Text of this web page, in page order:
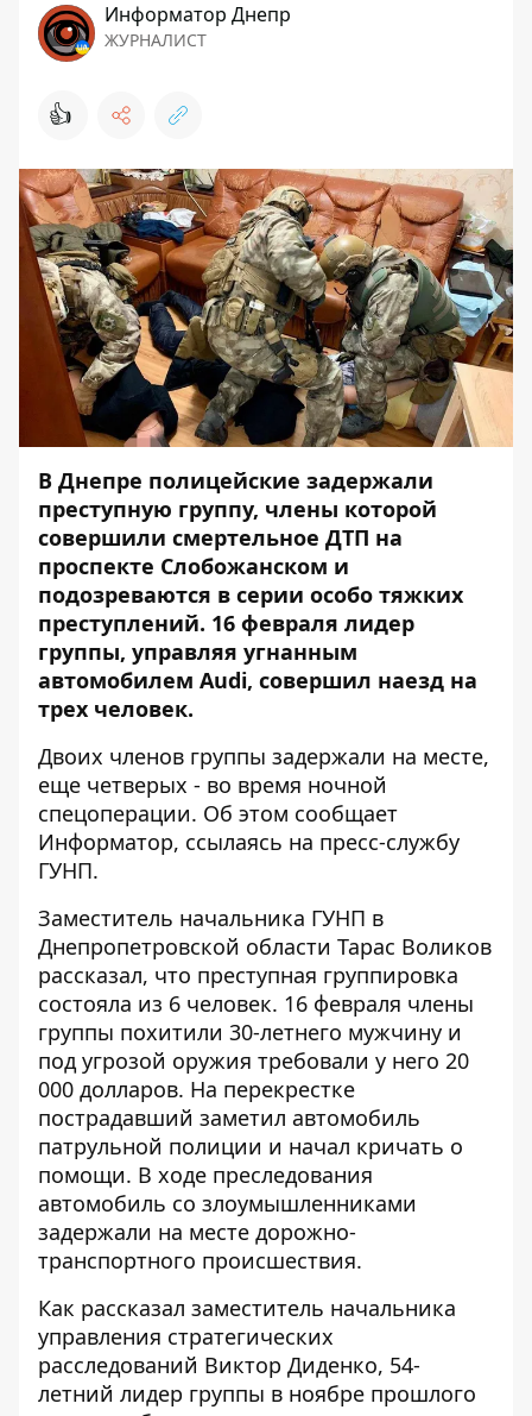
Информатор Днепр
ЖУРНАЛИСТ
👍
В Днепре полицейские задержали
преступную группу, члены которой
совершили смертельное ДТП на
проспекте Слобожанском и
подозреваются в серии особо тяжких
преступлений. 16 февраля лидер
группы, управляя угнанным
автомобилем Audi, совершил наезд на
трех человек.
Двоих членов группы задержали на месте,
еще четверых - во время ночной
спецоперации. Об этом сообщает
Информатор, ссылаясь на пресс-службу
ГУНП.
Заместитель начальника ГУНП в
Днепропетровской области Тарас Воликов
рассказал, что преступная группировка
состояла из 6 человек. 16 февраля члены
группы похитили 30-летнего мужчину и
под угрозой оружия требовали у него 20
000 долларов. На перекрестке
пострадавший заметил автомобиль
патрульной полиции и начал кричать о
помощи. В ходе преследования
автомобиль со злоумышленниками
задержали на месте дорожно-
транспортного происшествия.
Как рассказал заместитель начальника
управления стратегических
расследований Виктор Диденко, 54-
летний лидер группы в ноябре прошлого